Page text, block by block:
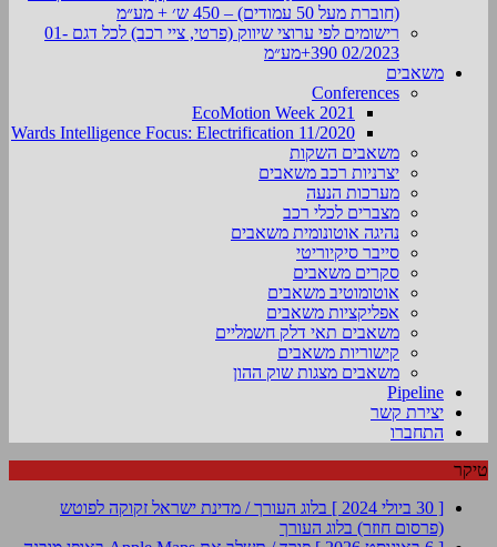
(חוברת מעל 50 עמודים) – 450 ש׳ + מע״מ
רישומים לפי ערוצי שיווק (פרטי, ציי רכב) לכל דגם 01-
02/2023 390+מע״מ
משאבים
Conferences
EcoMotion Week 2021
Wards Intelligence Focus: Electrification 11/2020
משאבים השקות
יצרניות רכב משאבים
מערכות הנעה
מצברים לכלי רכב
נהיגה אוטונומית משאבים
סייבר סיקיוריטי
סקרים משאבים
אוטומוטיב משאבים
אפליקציות משאבים
משאבים תאי דלק חשמליים
קישוריות משאבים
משאבים מצגות שוק ההון
Pipeline
יצירת קשר
התחברו
טיקר
[ 30 ביולי 2024 ]
בלוג העורך / מדינת ישראל זקוקה לפוטש
(פרסום חוזר) בלוג העורך